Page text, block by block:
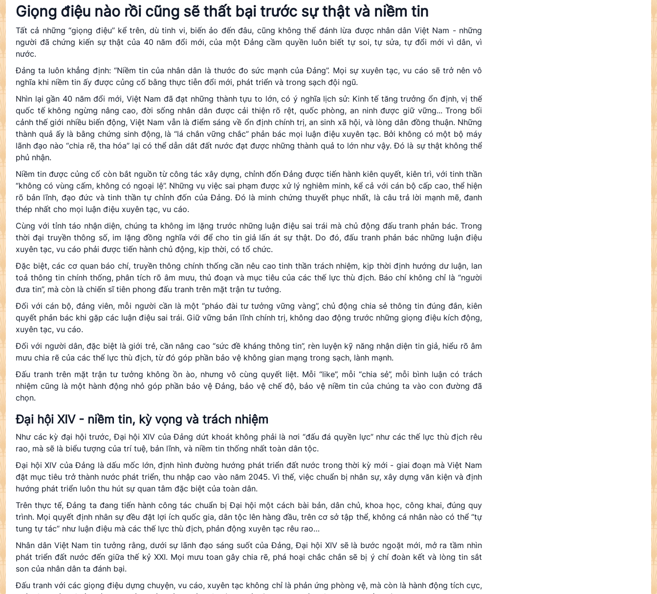
Giọng điệu nào rồi cũng sẽ thất bại trước sự thật và niềm tin
Tất cả những “giọng điệu” kể trên, dù tinh vi, biến ảo đến đâu, cũng không thể đánh lừa được nhân dân Việt Nam - những
người đã chứng kiến sự thật của 40 năm đổi mới, của một Đảng cầm quyền luôn biết tự soi, tự sửa, tự đổi mới vì dân, vì
nước.
Đảng ta luôn khẳng định: “Niềm tin của nhân dân là thước đo sức mạnh của Đảng”. Mọi sự xuyên tạc, vu cáo sẽ trở nên vô
nghĩa khi niềm tin ấy được củng cố bằng thực tiễn đổi mới, phát triển và trong sạch đội ngũ.
Nhìn lại gần 40 năm đổi mới, Việt Nam đã đạt những thành tựu to lớn, có ý nghĩa lịch sử: Kinh tế tăng trưởng ổn định, vị thế
quốc tế không ngừng nâng cao, đời sống nhân dân được cải thiện rõ rệt, quốc phòng, an ninh được giữ vững... Trong bối
cảnh thế giới nhiều biến động, Việt Nam vẫn là điểm sáng về ổn định chính trị, an sinh xã hội, và lòng dân đồng thuận. Những
thành quả ấy là bằng chứng sinh động, là “lá chắn vững chắc” phản bác mọi luận điệu xuyên tạc. Bởi không có một bộ máy
lãnh đạo nào “chia rẽ, tha hóa” lại có thể dẫn dắt đất nước đạt được những thành quả to lớn như vậy. Đó là sự thật không thể
phủ nhận.
Niềm tin được củng cố còn bắt nguồn từ công tác xây dựng, chỉnh đốn Đảng được tiến hành kiên quyết, kiên trì, với tinh thần
“không có vùng cấm, không có ngoại lệ”. Những vụ việc sai phạm được xử lý nghiêm minh, kể cả với cán bộ cấp cao, thể hiện
rõ bản lĩnh, đạo đức và tinh thần tự chỉnh đốn của Đảng. Đó là minh chứng thuyết phục nhất, là câu trả lời mạnh mẽ, đanh
thép nhất cho mọi luận điệu xuyên tạc, vu cáo.
Cùng với tỉnh táo nhận diện, chúng ta không im lặng trước những luận điệu sai trái mà chủ động đấu tranh phản bác. Trong
thời đại truyền thông số, im lặng đồng nghĩa với để cho tin giả lấn át sự thật. Do đó, đấu tranh phản bác những luận điệu
xuyên tạc, vu cáo phải được tiến hành chủ động, kịp thời, có tổ chức.
Đặc biệt, các cơ quan báo chí, truyền thông chính thống cần nêu cao tinh thần trách nhiệm, kịp thời định hướng dư luận, lan
toả thông tin chính thống, phân tích rõ âm mưu, thủ đoạn và mục tiêu của các thế lực thù địch. Báo chí không chỉ là “người
đưa tin”, mà còn là chiến sĩ tiên phong đấu tranh trên mặt trận tư tưởng.
Đối với cán bộ, đảng viên, mỗi người cần là một “pháo đài tư tưởng vững vàng”, chủ động chia sẻ thông tin đúng đắn, kiên
quyết phản bác khi gặp các luận điệu sai trái. Giữ vững bản lĩnh chính trị, không dao động trước những giọng điệu kích động,
xuyên tạc, vu cáo.
Đối với người dân, đặc biệt là giới trẻ, cần nâng cao “sức đề kháng thông tin”, rèn luyện kỹ năng nhận diện tin giả, hiểu rõ âm
mưu chia rẽ của các thế lực thù địch, từ đó góp phần bảo vệ không gian mạng trong sạch, lành mạnh.
Đấu tranh trên mặt trận tư tưởng không ồn ào, nhưng vô cùng quyết liệt. Mỗi “like”, mỗi “chia sẻ”, mỗi bình luận có trách
nhiệm cũng là một hành động nhỏ góp phần bảo vệ Đảng, bảo vệ chế độ, bảo vệ niềm tin của chúng ta vào con đường đã
chọn.
Đại hội XIV - niềm tin, kỳ vọng và trách nhiệm
Như các kỳ đại hội trước, Đại hội XIV của Đảng dứt khoát không phải là nơi “đấu đá quyền lực” như các thế lực thù địch rêu
rao, mà sẽ là biểu tượng của trí tuệ, bản lĩnh, và niềm tin thống nhất toàn dân tộc.
Đại hội XIV của Đảng là dấu mốc lớn, định hình đường hướng phát triển đất nước trong thời kỳ mới - giai đoạn mà Việt Nam
đặt mục tiêu trở thành nước phát triển, thu nhập cao vào năm 2045. Vì thế, việc chuẩn bị nhân sự, xây dựng văn kiện và định
hướng phát triển luôn thu hút sự quan tâm đặc biệt của toàn dân.
Trên thực tế, Đảng ta đang tiến hành công tác chuẩn bị Đại hội một cách bài bản, dân chủ, khoa học, công khai, đúng quy
trình. Mọi quyết định nhân sự đều đặt lợi ích quốc gia, dân tộc lên hàng đầu, trên cơ sở tập thể, không cá nhân nào có thể “tự
tung tự tác” như luận điệu mà các thế lực thù địch, phản động xuyên tạc rêu rao…
Nhân dân Việt Nam tin tưởng rằng, dưới sự lãnh đạo sáng suốt của Đảng, Đại hội XIV sẽ là bước ngoặt mới, mở ra tầm nhìn
phát triển đất nước đến giữa thế kỷ XXI. Mọi mưu toan gây chia rẽ, phá hoại chắc chắn sẽ bị ý chí đoàn kết và lòng tin sắt
son của nhân dân ta đánh bại.
Đấu tranh với các giọng điệu dựng chuyện, vu cáo, xuyên tạc không chỉ là phản ứng phòng vệ, mà còn là hành động tích cực,